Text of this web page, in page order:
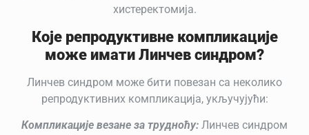
хистеректомија.
Које репродуктивне компликације
може имати Линчев синдром?
Линчев синдром може бити повезан са неколико
репродуктивних компликација, укључујући:
Компликације везане за трудноћу: Линчев синдром